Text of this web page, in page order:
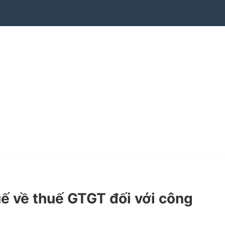
về thuế GTGT đối với công